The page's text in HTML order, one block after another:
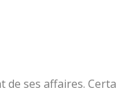
de ses affaires.